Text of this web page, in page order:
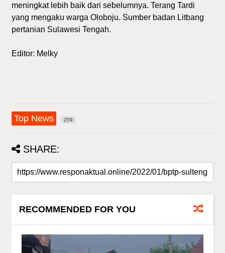
meningkat lebih baik dari sebelumnya. Terang Tardi
yang mengaku warga Oloboju. Sumber badan Litbang
pertanian Sulawesi Tengah.
Editor: Melky
Top News 259
SHARE:
RECOMMENDED FOR YOU